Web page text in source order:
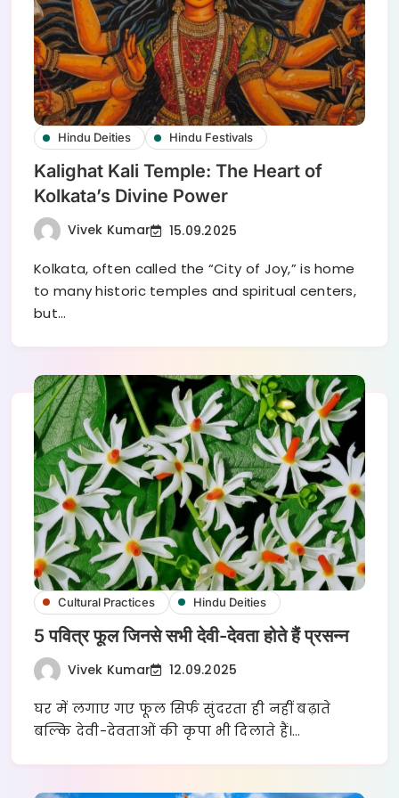
Hindu Deities Hindu Festivals
Kalighat Kali Temple: The Heart of
Kolkata’s Divine Power
Vivek Kumar 15.09.2025
Kolkata, often called the “City of Joy,” is home
to many historic temples and spiritual centers,
but…
Cultural Practices Hindu Deities
5 पवित्र फूल जिनसे सभी देवी-देवता होते हैं प्रसन्न
Vivek Kumar 12.09.2025
घर में लगाए गए फूल सिर्फ सुंदरता ही नहीं बढ़ाते
बल्कि देवी-देवताओं की कृपा भी दिलाते हैं।…